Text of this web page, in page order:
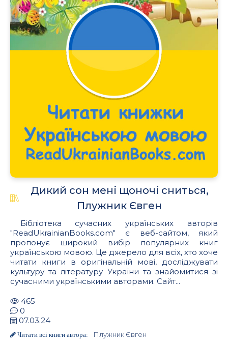
Дикий сон мені щоночі сниться,
Плужник Євген
Бібліотека сучасних українських авторів
"ReadUkrainianBooks.com" є веб-сайтом, який
пропонує широкий вибір популярних книг
українською мовою. Це джерело для всіх, хто хоче
читати книги в оригінальній мові, досліджувати
культуру та літературу України та знайомитися зі
сучасними українськими авторами. Сайт...
465
0
07.03.24
Читати всі книги автора: Плужник Євген